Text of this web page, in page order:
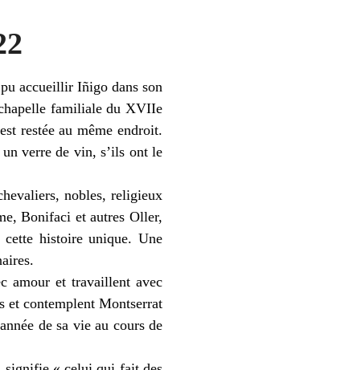
accueillir Iñigo dans son
familiale du XVIIe
restée au même endroit.
verre de vin, s’ils ont le
nobles, religieux
Bonifaci et autres Oller,
histoire unique. Une
amour et travaillent avec
et contemplent Montserrat
de sa vie au cours de